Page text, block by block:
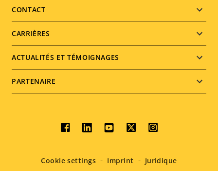
menu
CONTACT
CARRIÈRES
ACTUALITÉS ET TÉMOIGNAGES
PARTENAIRE
Social
menu
Cookie settings Imprint Juridique